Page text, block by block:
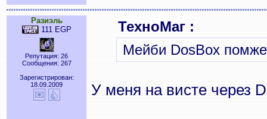
Разиэль
111 EGP
Репутация: 26
Сообщения: 267
Зарегистрирован:
18.09.2009
ТехноМаг :
Мейби DosBox
У меня на висте через